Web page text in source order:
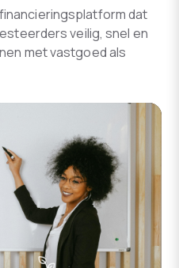
dat
veilig, snel en
met vastgoed als